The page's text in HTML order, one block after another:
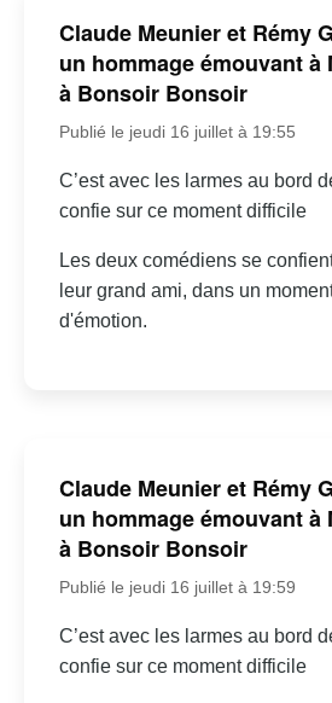
Claude Meunier et Rémy
un hommage émouvant à
à Bonsoir Bonsoir
Publié le jeudi 16 juillet à 19:55
C’est avec les larmes au bord
confie sur ce moment difficile
Les deux comédiens se
leur grand ami, dans un
d'émotion.
Claude Meunier et Rémy
un hommage émouvant à
à Bonsoir Bonsoir
Publié le jeudi 16 juillet à 19:59
C’est avec les larmes au bord
confie sur ce moment difficile